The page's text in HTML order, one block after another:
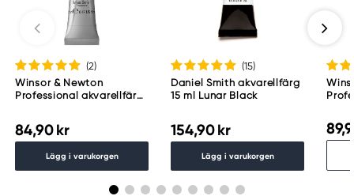
(2)
Winsor & Newton
Professional akvarellfärg
84,90 kr
Lägg i varukorgen
(15)
Daniel Smith akvarellfärg
15 ml Lunar Black
154,90 kr
Lägg i varukorgen
537